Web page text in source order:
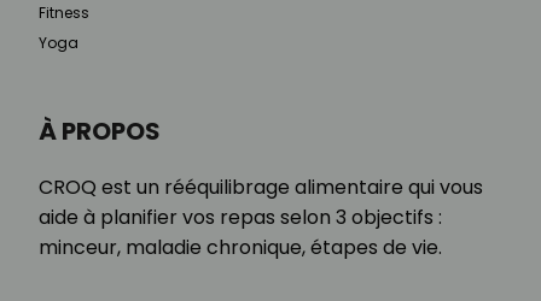
À PROPOS
CROQ est un rééquilibrage alimentaire qui vous
aide à planifier vos repas selon 3 objectifs :
minceur, maladie chronique, étapes de vie.
Fitness
Yoga